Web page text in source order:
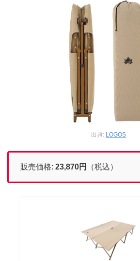
出典: LOGOS
販売価格: 23,870円 （税込）